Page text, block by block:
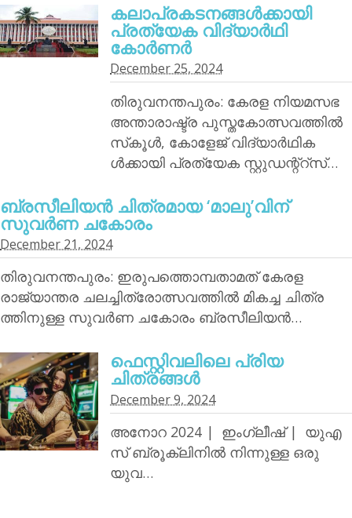
കലാപ്രകടനങ്ങള്‍ക്കായി
പ്രത്യേക വിദ്യാര്‍ഥി
കോര്‍ണര്‍
December 25, 2024
തിരുവനന്തപുരം: കേരള നിയമസഭ
അന്താരാഷ്ട്ര പുസ്തകോത്സവത്തില്‍
സ്‌കൂള്‍, കോളേജ് വിദ്യാര്‍ഥിക
ള്‍ക്കായി പ്രത്യേക സ്റ്റുഡന്റ്‌റ്‌സ്…
ബ്രസീലിയന്‍ ചിത്രമായ ‘മാലു’വിന്
സുവര്‍ണ ചകോരം
December 21, 2024
തിരുവനന്തപുരം: ഇരുപത്തൊമ്പതാമത് കേരള
രാജ്യാന്തര ചലച്ചിത്രോത്സവത്തില്‍ മികച്ച ചിത്ര
ത്തിനുള്ള സുവര്‍ണ ചകോരം ബ്രസീലിയന്‍…
ഫെസ്റ്റിവലിലെ പ്രിയ
ചിത്രങ്ങള്‍
December 9, 2024
അനോറ 2024 | ഇംഗ്ലീഷ് | യുഎ
സ് ബ്രൂക്ലിനില്‍ നിന്നുള്ള ഒരു
യുവ…